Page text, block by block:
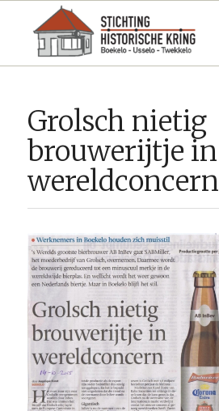
Grolsch nietig
brouwerijtje in
wereldconcern